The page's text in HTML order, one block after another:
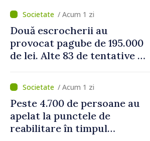
/ Acum 1 zi
Două escrocherii au
provocat pagube de 195.000
de lei. Alte 83 de tentative au
/ Acum 1 zi
Peste 4.700 de persoane au
apelat la punctele de
reabilitare în timpul